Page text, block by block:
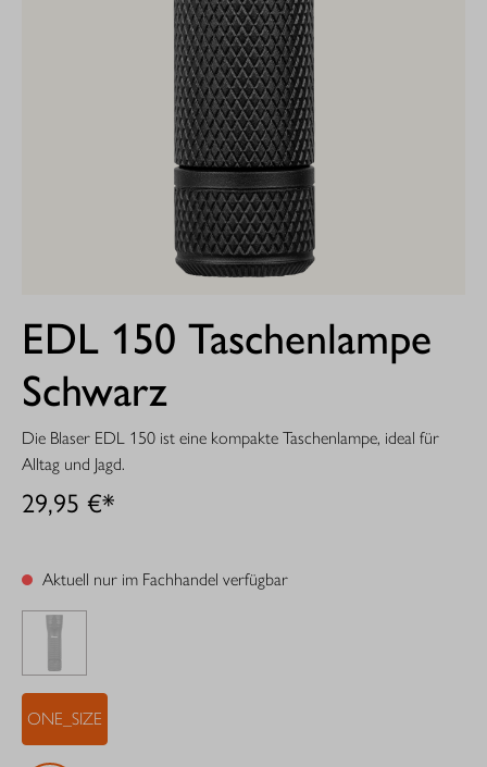
EDL 150 Taschenlampe
Schwarz
Die Blaser EDL 150 ist eine kompakte Taschenlampe, ideal für
Alltag und Jagd.
29,95 €*
Aktuell nur im Fachhandel verfügbar
ONE_SIZE